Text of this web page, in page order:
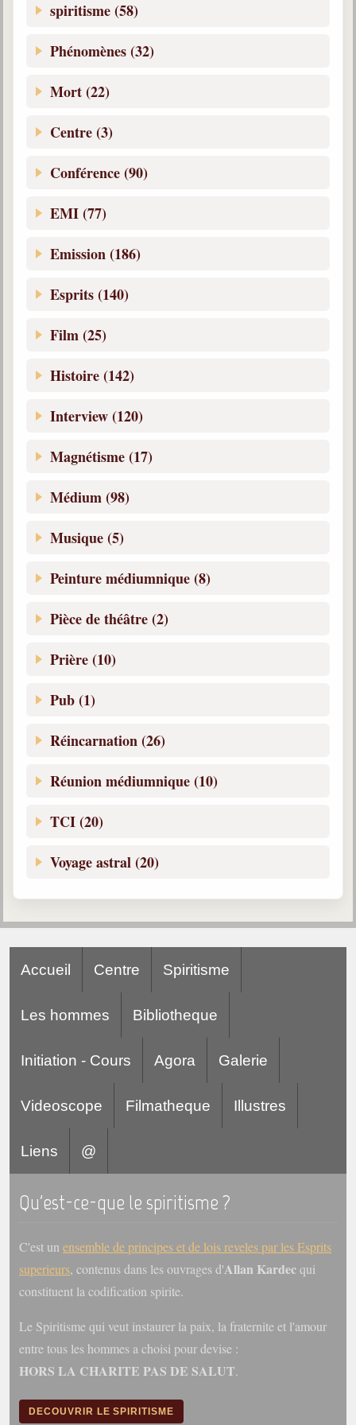
Belgique, Lux. et Canada
spiritisme (58)
Phénomènes (32)
Mort (22)
Centre (3)
Conférence (90)
EMI (77)
Emission (186)
Esprits (140)
Film (25)
Histoire (142)
Interview (120)
Magnétisme (17)
Médium (98)
Musique (5)
Peinture médiumnique (8)
Pièce de théâtre (2)
Prière (10)
Pub (1)
Réincarnation (26)
Réunion médiumnique (10)
TCI (20)
Voyage astral (20)
Accueil Centre Spiritisme
Les hommes Bibliotheque
Initiation - Cours Agora Galerie
Videoscope Filmatheque Illustres
Liens @
Qu'est-ce-que le spiritisme ?
C'est un ensemble de principes et de lois reveles par les Esprits
superieurs, contenus dans les ouvrages d'Allan Kardecqui
constituent la codification spirite.
Le Spiritisme qui veut instaurer la paix, la fraternite et l'amour
entre tous les hommes a choisi pour devise :
HORS LA CHARITE PAS DE SALUT.
DECOUVRIR LE SPIRITISME